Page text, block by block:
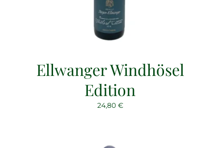
Ellwanger Windhösel
Edition
24,80 €